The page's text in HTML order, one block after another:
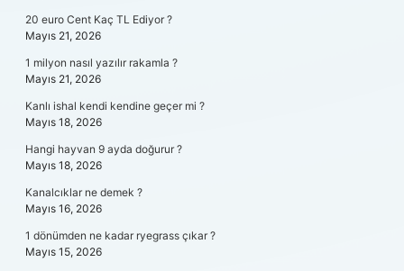
20 euro Cent Kaç TL Ediyor ?
Mayıs 21, 2026
1 milyon nasıl yazılır rakamla ?
Mayıs 21, 2026
Kanlı ishal kendi kendine geçer mi ?
Mayıs 18, 2026
Hangi hayvan 9 ayda doğurur ?
Mayıs 18, 2026
Kanalcıklar ne demek ?
Mayıs 16, 2026
1 dönümden ne kadar ryegrass çıkar ?
Mayıs 15, 2026